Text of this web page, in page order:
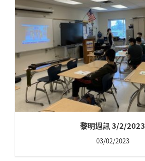
黎明週訊 3/2/2023
03/02/2023